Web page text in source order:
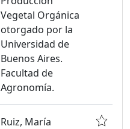
Vegetal Orgánica
otorgado por la
Universidad de
Buenos Aires.
Facultad de
Agronomía.
Ruiz, María